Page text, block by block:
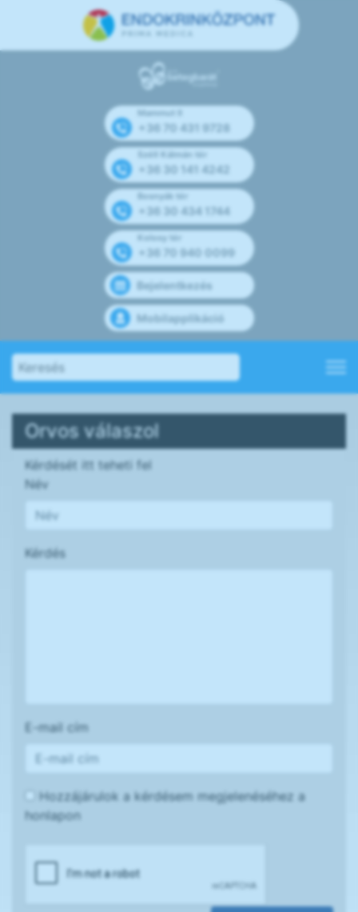
Mammut II
+36 70 431 9728
Széll Kálmán tér
+36 30 141 4242
Bosnyák tér
+36 30 434 1744
Kolosy tér
+36 70 940 0099
Bejelentkezés
Mobilapplikáció
Orvos válaszol
Kérdését itt teheti fel
Név
Kérdés
E-mail cím
Hozzájárulok a kérdésem megjelenéséhez a
honlapon